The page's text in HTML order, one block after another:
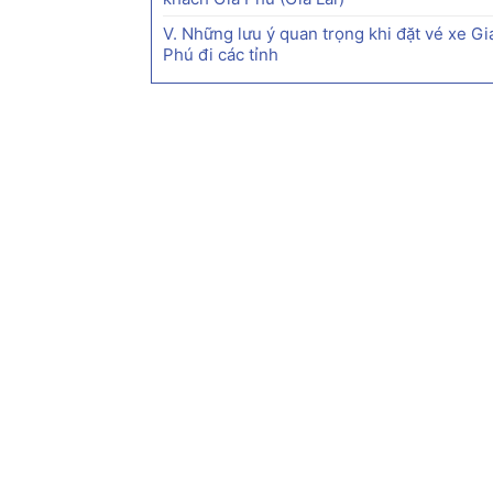
V. Những lưu ý quan trọng khi đặt vé xe
Phú đi các tỉnh